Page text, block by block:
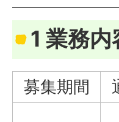
1 業務
募集期間